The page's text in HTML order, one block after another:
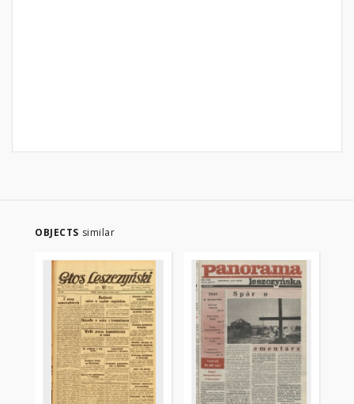
OBJECTS similar